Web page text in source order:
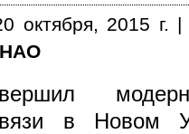
октября, 2015 г.
в Новом